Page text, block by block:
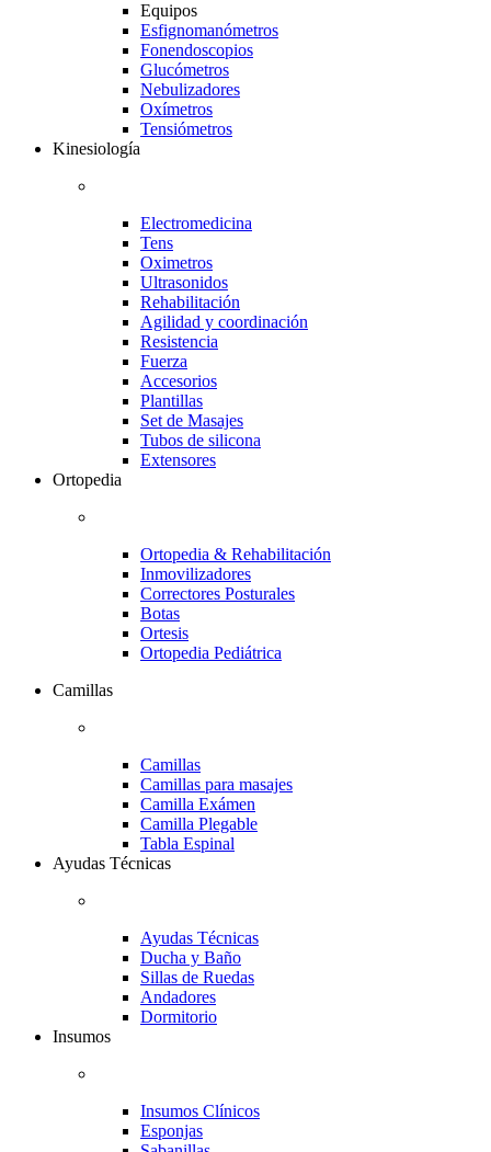
Equipos
Esfignomanómetros
Fonendoscopios
Glucómetros
Nebulizadores
Oxímetros
Tensiómetros
Kinesiología
Electromedicina
Tens
Oximetros
Ultrasonidos
Rehabilitación
Agilidad y coordinación
Resistencia
Fuerza
Accesorios
Plantillas
Set de Masajes
Tubos de silicona
Extensores
Ortopedia
Ortopedia & Rehabilitación
Inmovilizadores
Correctores Posturales
Botas
Ortesis
Ortopedia Pediátrica
Camillas
Camillas
Camillas para masajes
Camilla Exámen
Camilla Plegable
Tabla Espinal
Ayudas Técnicas
Ayudas Técnicas
Ducha y Baño
Sillas de Ruedas
Andadores
Dormitorio
Insumos
Insumos Clínicos
Esponjas